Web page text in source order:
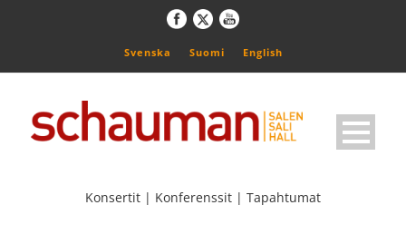
Svenska Suomi English
Konsertit | Konferenssit | Tapahtumat